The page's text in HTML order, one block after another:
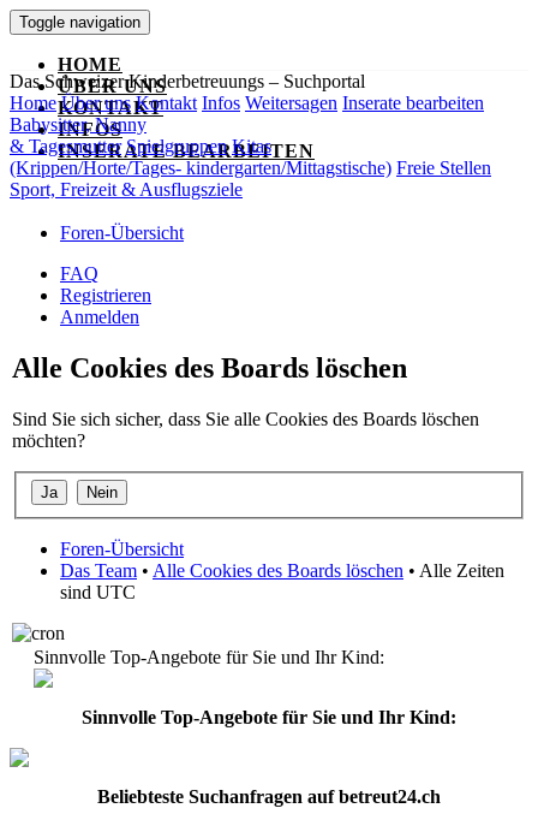
Toggle navigation
HOME
ÜBER UNS
KONTAKT
INFOS
INSERATE BEARBEITEN
Das Schweizer Kinderbetreuungs – Suchportal
Home Über uns Kontakt Infos Weitersagen Inserate bearbeiten
Babysitter, Nanny
& Tagesmutter Spielgruppen Kitas
(Krippen/Horte/Tages- kindergarten/Mittagstische) Freie Stellen
Sport, Freizeit & Ausflugsziele
Foren-Übersicht
FAQ
Registrieren
Anmelden
Alle Cookies des Boards löschen
Sind Sie sich sicher, dass Sie alle Cookies des Boards löschen
möchten?
Foren-Übersicht
Das Team • Alle Cookies des Boards löschen • Alle Zeiten
sind UTC
Sinnvolle Top-Angebote für Sie und Ihr Kind:
Sinnvolle Top-Angebote für Sie und Ihr Kind:
Beliebteste Suchanfragen aufbetreut24.ch